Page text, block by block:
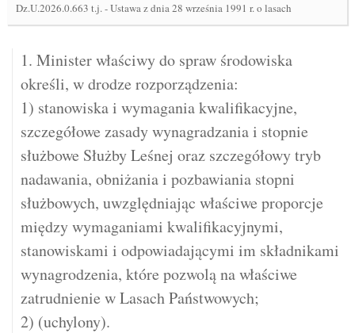
Dz.U.2026.0.663 t.j.-Ustawa z dnia 28 września 1991 r. o lasach
1. Minister właściwy do spraw środowiska
określi, w drodze rozporządzenia:
1) stanowiska i wymagania kwalifikacyjne,
szczegółowe zasady wynagradzania i stopnie
służbowe Służby Leśnej oraz szczegółowy tryb
nadawania, obniżania i pozbawiania stopni
służbowych, uwzględniając właściwe proporcje
między wymaganiami kwalifikacyjnymi,
stanowiskami i odpowiadającymi im składnikami
wynagrodzenia, które pozwolą na właściwe
zatrudnienie w Lasach Państwowych;
2) (uchylony).